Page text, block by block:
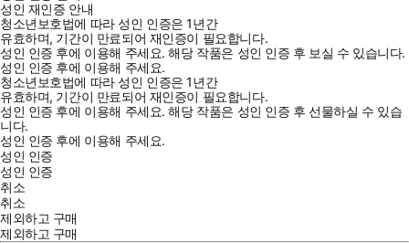
성인 재인증 안내
청소년보호법에 따라 성인 인증은 1년간
유효하며, 기간이 만료되어 재인증이 필요합니다.
성인 인증 후에 이용해 주세요.해당 작품은 성인 인증 후 보실 수 있습니다.
성인 인증 후에 이용해 주세요.
청소년보호법에 따라 성인 인증은 1년간
유효하며, 기간이 만료되어 재인증이 필요합니다.
성인 인증 후에 이용해 주세요.해당 작품은 성인 인증 후 선물하실 수 있습
니다.
성인 인증 후에 이용해 주세요.
성인 인증
성인 인증
취소
취소
제외하고 구매
제외하고 구매